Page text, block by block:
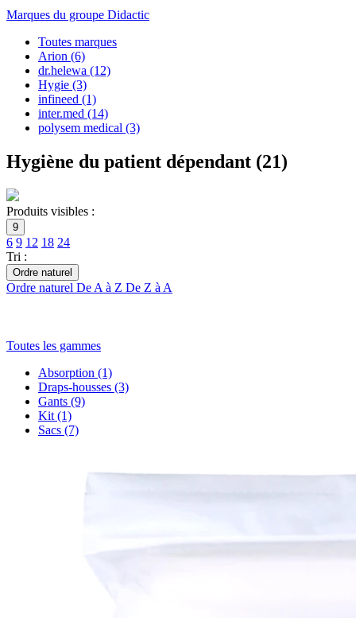
Marques du groupe Didactic
Toutes marques
Arion (6)
dr.helewa (12)
Hygie (3)
infineed (1)
inter.med (14)
polysem medical (3)
Hygiène du patient dépendant (21)
Produits visibles :
9
6 9 12 18 24
Tri :
Ordre naturel
Ordre naturel De A à Z De Z à A
Toutes les gammes
Absorption (1)
Draps-housses (3)
Gants (9)
Kit (1)
Sacs (7)